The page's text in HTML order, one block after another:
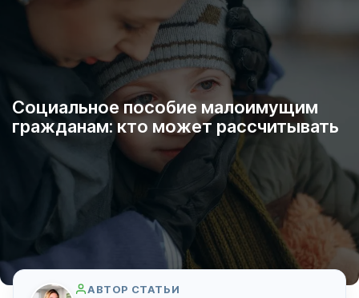
Социальное пособие малоимущим
гражданам: кто может рассчитывать
АВТОР СТАТЬИ